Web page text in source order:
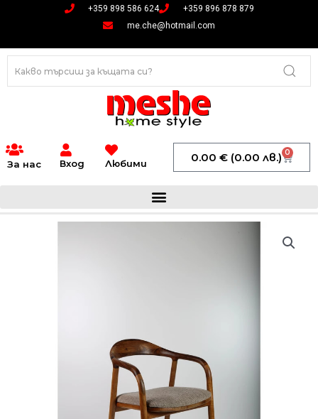
+359 898 586 624
+359 896 878 879
me.che@hotmail.com
За нас Вход Любими 0.00€ (0.00 лв.) 0
Cart